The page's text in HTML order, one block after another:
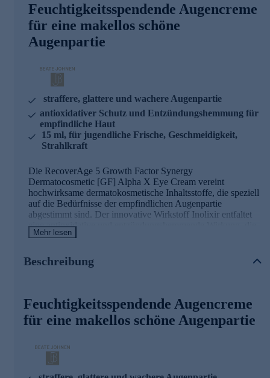
Feuchtigkeitsspendende Augencreme
für eine makellos schöne
Augenpartie
straffere, glattere und wachere Augenpartie
antioxidativer Schutz und Entzündungshemmung für
empfindliche Haut
15 ml, für jugendliche Frische, Geschmeidigkeit,
Strahlkraft
Die RecoverAge 5 Growth Factor Synergy
Dermatocosmetic [GF] Alpha X Eye Cream vereint
hochwirksame dermatokosmetische Inhaltsstoffe, die speziell
auf die Bedürfnisse der empfindlichen Augenpartie
abgestimmt sind. Der innovative Wirkstoff Inolixir entfaltet
eine antioxidative und entzündungshemmende Wirkung, die
das natürliche Schutzsystem der Haut stärkt und für eine
Die Alpha X Eye Cream eignet sich perfekt für die tägliche
Anwendung und schenkt der Augenpartie neue Frische,
Die Inhaltsstoffe der Augencreme und seine
Wirkweisen
Stärkt das natürliche Schutzsystem empfindlicher Haut
Mildert sichtbare Anzeichen von Müdigkeit in der
Mehr lesen
Beschreibung
Feuchtigkeitsspendende Augencreme
für eine makellos schöne Augenpartie